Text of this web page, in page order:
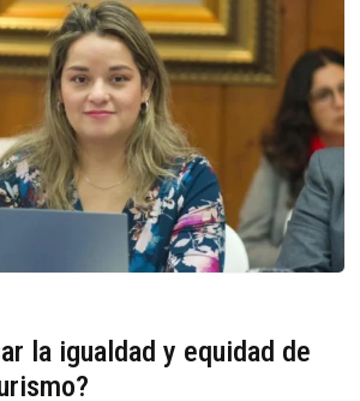
la igualdad y equidad de